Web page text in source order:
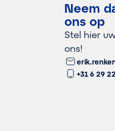
Neem
ons op
Stel hier
ons!
+31 6 29